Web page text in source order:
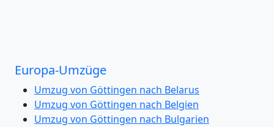
Europa-Umzüge
Umzug von Göttingen nach Belarus
Umzug von Göttingen nach Belgien
Umzug von Göttingen nach Bulgarien